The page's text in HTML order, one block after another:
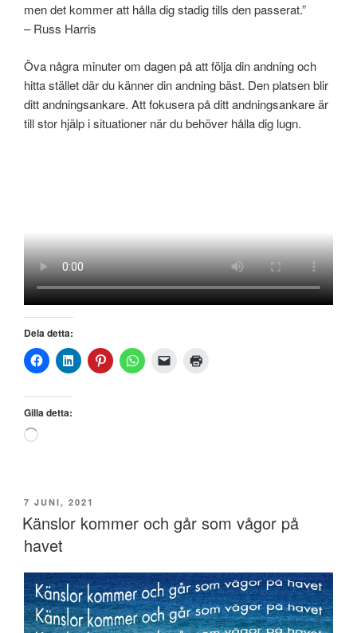
men det kommer att hålla dig stadig tills den passerat.”
– Russ Harris
Öva några minuter om dagen på att följa din andning och
hitta stället där du känner din andning bäst. Den platsen blir
ditt andningsankare. Att fokusera på ditt andningsankare är
till stor hjälp i situationer när du behöver hålla dig lugn.
Dela detta:
Gilla detta:
Laddar
PUBLICERAT
7 JUNI, 2021
Känslor kommer och går som vågor på
havet